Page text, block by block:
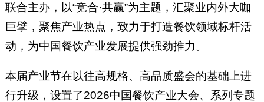
联合主办，以“竞合·共赢”为主题，汇聚业内外大咖
巨擘，聚焦产业热点，致力于打造餐饮领域标杆活
动，为中国餐饮产业发展提供强劲推力。
本届产业节在以往高规格、高品质盛会的基础上进
行升级，设置了2026中国餐饮产业大会、系列专题